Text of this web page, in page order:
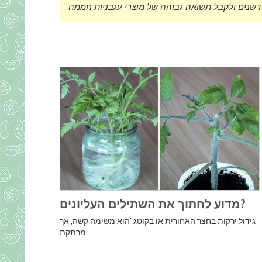
מדוע לחתוך את השתילים העליונים?
גידול ירקות בחצר האחורית או בקוטג 'הוא משימה קשה, אך